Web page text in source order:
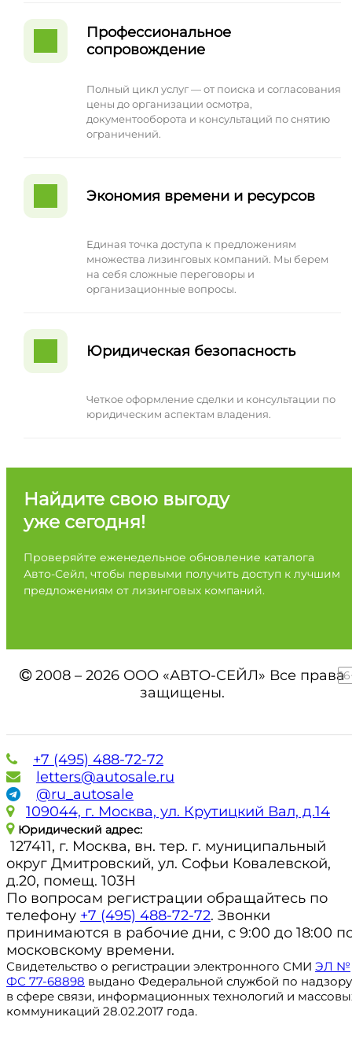
Профессиональное
сопровождение
Полный цикл услуг — от поиска и согласования
цены до организации осмотра,
документооборота и консультаций по снятию
ограничений.
Экономия времени и ресурсов
Единая точка доступа к предложениям
множества лизинговых компаний. Мы берем
на себя сложные переговоры и
организационные вопросы.
Юридическая безопасность
Четкое оформление сделки и консультации по
юридическим аспектам владения.
Найдите свою выгоду
уже сегодня!
Проверяйте еженедельное обновление каталога
Авто-Сейл, чтобы первыми получить доступ к лучшим
предложениям от лизинговых компаний.
2008 – 2026 ООО «АВТО-СЕЙЛ» Все права
защищены.
+7 (495) 488-72-72
letters@autosale.ru
@ru_autosale
109044, г. Москва, ул. Крутицкий Вал, д.14
Юридический адрес:
127411, г. Москва, вн. тер. г. муниципальный
округ Дмитровский, ул. Софьи Ковалевской,
д.20, помещ. 103Н
По вопросам регистрации обращайтесь по
телефону +7 (495) 488-72-72. Звонки
принимаются в рабочие дни, с 9:00 до 18:00
московскому времени.
Свидетельство о регистрации электронного СМИ ЭЛ №
ФС 77-68898 выдано Федеральной службой по надзору
в сфере связи, информационных технологий и
коммуникаций 28.02.2017 года.